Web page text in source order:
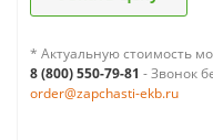
* Актуальную стоимость
8 (800) 550-79-81 - Звонок
order@zapchasti-ekb.ru